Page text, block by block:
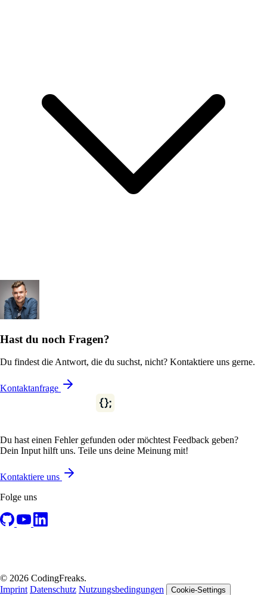
Hast du noch Fragen?
Du findest die Antwort, die du suchst, nicht? Kontaktiere uns gerne.
Kontaktanfrage
Du hast einen Fehler gefunden oder möchtest Feedback geben?
Dein Input hilft uns. Teile uns deine Meinung mit!
Kontaktiere uns
Folge uns
© 2026 CodingFreaks.
Imprint Datenschutz Nutzungsbedingungen Cookie-Settings